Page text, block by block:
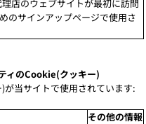
店のウェブサイトが最初に訪問
のサインアップページで使用さ
ィのCookie(クッキー)
当サイトで使用されています:
その他の情報